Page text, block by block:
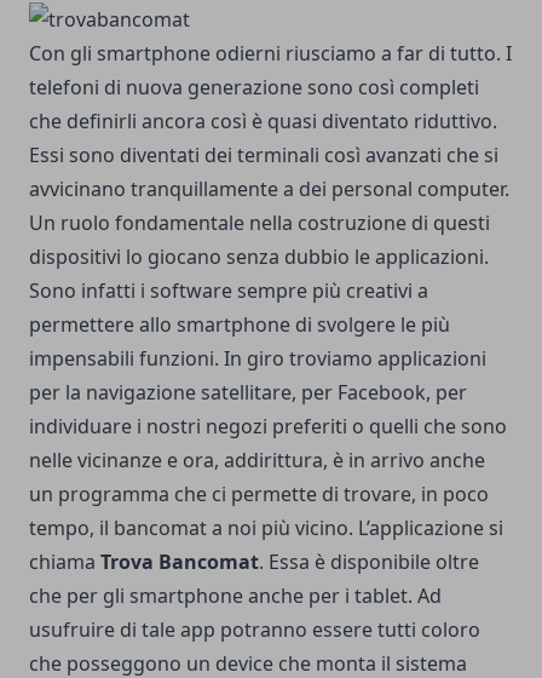
Con gli smartphone odierni riusciamo a far di tutto. I
telefoni di nuova generazione sono così completi
che definirli ancora così è quasi diventato riduttivo.
Essi sono diventati dei terminali così avanzati che si
avvicinano tranquillamente a dei personal computer.
Un ruolo fondamentale nella costruzione di questi
dispositivi lo giocano senza dubbio le applicazioni.
Sono infatti i software sempre più creativi a
permettere allo smartphone di svolgere le più
impensabili funzioni. In giro troviamo applicazioni
per la navigazione satellitare, per Facebook, per
individuare i nostri negozi preferiti o quelli che sono
nelle vicinanze e ora, addirittura, è in arrivo anche
un programma che ci permette di trovare, in poco
tempo, il bancomat a noi più vicino. L’applicazione si
chiama Trova Bancomat. Essa è disponibile oltre
che per gli smartphone anche per i tablet. Ad
usufruire di tale app potranno essere tutti coloro
che posseggono un device che monta il sistema